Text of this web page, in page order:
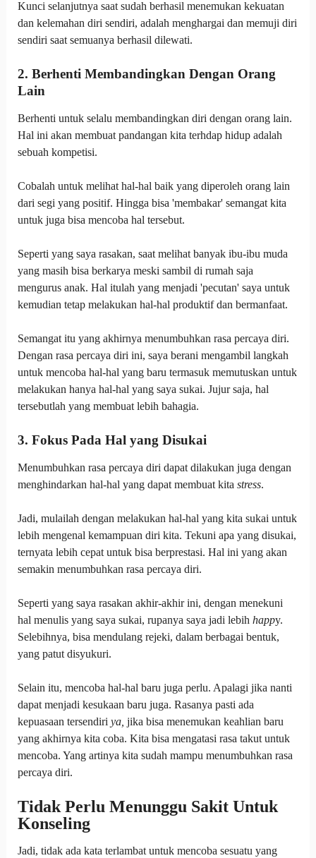
Kunci selanjutnya saat sudah berhasil menemukan kekuatan
dan kelemahan diri sendiri, adalah menghargai dan memuji diri
sendiri saat semuanya berhasil dilewati.
2. Berhenti Membandingkan Dengan Orang
Lain
Berhenti untuk selalu membandingkan diri dengan orang lain.
Hal ini akan membuat pandangan kita terhdap hidup adalah
sebuah kompetisi.
Cobalah untuk melihat hal-hal baik yang diperoleh orang lain
dari segi yang positif. Hingga bisa 'membakar' semangat kita
untuk juga bisa mencoba hal tersebut.
Seperti yang saya rasakan, saat melihat banyak ibu-ibu muda
yang masih bisa berkarya meski sambil di rumah saja
mengurus anak. Hal itulah yang menjadi 'pecutan' saya untuk
kemudian tetap melakukan hal-hal produktif dan bermanfaat.
Semangat itu yang akhirnya menumbuhkan rasa percaya diri.
Dengan rasa percaya diri ini, saya berani mengambil langkah
untuk mencoba hal-hal yang baru termasuk memutuskan untuk
melakukan hanya hal-hal yang saya sukai. Jujur saja, hal
tersebutlah yang membuat lebih bahagia.
3. Fokus Pada Hal yang Disukai
Menumbuhkan rasa percaya diri dapat dilakukan juga dengan
menghindarkan hal-hal yang dapat membuat kita stress.
Jadi, mulailah dengan melakukan hal-hal yang kita sukai untuk
lebih mengenal kemampuan diri kita. Tekuni apa yang disukai,
ternyata lebih cepat untuk bisa berprestasi. Hal ini yang akan
semakin menumbuhkan rasa percaya diri.
Seperti yang saya rasakan akhir-akhir ini, dengan menekuni
hal menulis yang saya sukai, rupanya saya jadi lebih happy.
Selebihnya, bisa mendulang rejeki, dalam berbagai bentuk,
yang patut disyukuri.
Selain itu, mencoba hal-hal baru juga perlu. Apalagi jika nanti
dapat menjadi kesukaan baru juga. Rasanya pasti ada
kepuasaan tersendiri ya, jika bisa menemukan keahlian baru
yang akhirnya kita coba. Kita bisa mengatasi rasa takut untuk
mencoba. Yang artinya kita sudah mampu menumbuhkan rasa
percaya diri.
Tidak Perlu Menunggu Sakit Untuk
Konseling
Jadi, tidak ada kata terlambat untuk mencoba sesuatu yang